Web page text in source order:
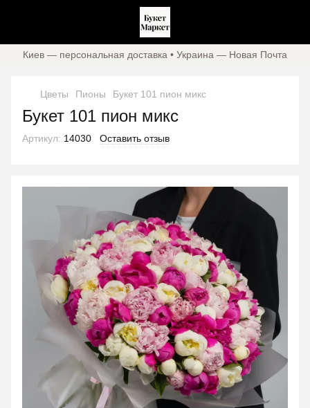
Киев — персональная доставка • Украина — Новая Почта
Цветы Пионы Букет 101 пион микс
Букет 101 пион микс
Артикул: 14030 Оставить отзыв